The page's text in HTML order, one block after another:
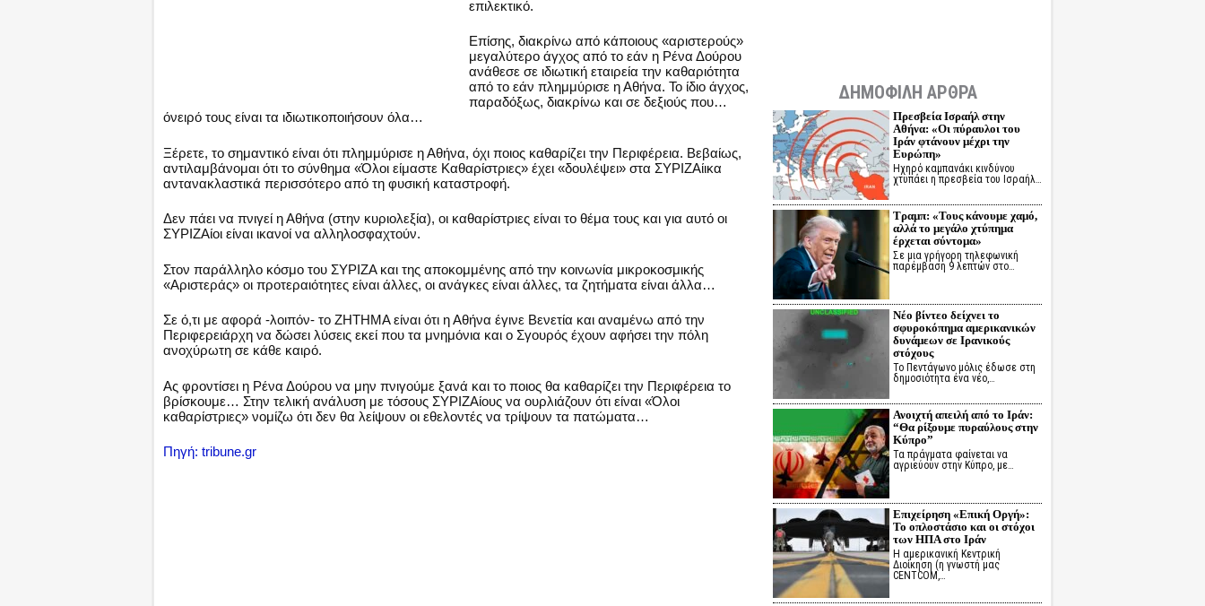
επιλεκτικό.
Επίσης, διακρίνω από κάποιους «αριστερούς»
μεγαλύτερο άγχος από το εάν η Ρένα Δούρου
ανάθεσε σε ιδιωτική εταιρεία την καθαριότητα
από το εάν πλημμύρισε η Αθήνα. Το ίδιο άγχος,
παραδόξως, διακρίνω και σε δεξιούς που…
όνειρό τους είναι τα ιδιωτικοποιήσουν όλα…
Ξέρετε, το σημαντικό είναι ότι πλημμύρισε η Αθήνα, όχι ποιος καθαρίζει την Περιφέρεια. Βεβαίως,
αντιλαμβάνομαι ότι το σύνθημα «Όλοι είμαστε Καθαρίστριες» έχει «δουλέψει» στα ΣΥΡΙΖΑίικα
αντανακλαστικά περισσότερο από τη φυσική καταστροφή.
Δεν πάει να πνιγεί η Αθήνα (στην κυριολεξία), οι καθαρίστριες είναι το θέμα τους και για αυτό οι
ΣΥΡΙΖΑίοι είναι ικανοί να αλληλοσφαχτούν.
Στον παράλληλο κόσμο του ΣΥΡΙΖΑ και της αποκομμένης από την κοινωνία μικροκοσμικής
«Αριστεράς» οι προτεραιότητες είναι άλλες, οι ανάγκες είναι άλλες, τα ζητήματα είναι άλλα…
Σε ό,τι με αφορά -λοιπόν- το ΖΗΤΗΜΑ είναι ότι η Αθήνα έγινε Βενετία και αναμένω από την
Περιφερειάρχη να δώσει λύσεις εκεί που τα μνημόνια και ο Σγουρός έχουν αφήσει την πόλη
ανοχύρωτη σε κάθε καιρό.
Ας φροντίσει η Ρένα Δούρου να μην πνιγούμε ξανά και το ποιος θα καθαρίζει την Περιφέρεια το
βρίσκουμε… Στην τελική ανάλυση με τόσους ΣΥΡΙΖΑίους να ουρλιάζουν ότι είναι «Όλοι
καθαρίστριες» νομίζω ότι δεν θα λείψουν οι εθελοντές να τρίψουν τα πατώματα…
Πηγή: tribune.gr
ΔΗΜΟΦΙΛΗ ΑΡΘΡΑ
Πρεσβεία Ισραήλ στην
Αθήνα: «Οι πύραυλοι του
Ιράν φτάνουν μέχρι την
Ευρώπη»
Ηχηρό καμπανάκι κινδύνου
χτυπάει η πρεσβεία του Ισραήλ…
Τραμπ: «Τους κάνουμε χαμό,
αλλά το μεγάλο χτύπημα
έρχεται σύντομα»
Σε μια γρήγορη τηλεφωνική
παρέμβαση 9 λεπτών στο…
Νέο βίντεο δείχνει το
σφυροκόπημα αμερικανικών
δυνάμεων σε Ιρανικούς
στόχους
Το Πεντάγωνο μόλις έδωσε στη
δημοσιότητα ένα νέο,…
Ανοιχτή απειλή από το Ιράν:
“Θα ρίξουμε πυραύλους στην
Κύπρο”
Τα πράγματα φαίνεται να
αγριεύουν στην Κύπρο, με…
Επιχείρηση «Επική Οργή»:
Το οπλοστάσιο και οι στόχοι
των ΗΠΑ στο Ιράν
Η αμερικανική Κεντρική
Διοίκηση (η γνωστή μας
CENTCOM,…